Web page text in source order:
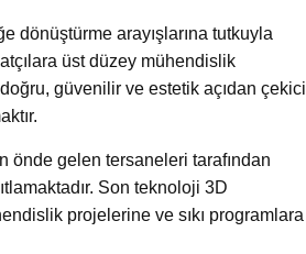
dönüştürme arayışlarına tutkuyla
üst düzey mühendislik
güvenilir ve estetik açıdan çekici
önde gelen tersaneleri tarafından
Son teknoloji 3D
projelerine ve sıkı programlara